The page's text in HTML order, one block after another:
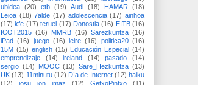
ubidea (20) etb (19) Audi (18) HAMAR
(18)
Leioa (18) 7alde (17) adolescencia (17) ainhoa
(17) kfe (17) teruel (17) Donostia (16) EITB (16)
ICOT2015 (16) MMRB (16) Sarezkuntza (16)
iPad (16) juego (16) leire (16) politica20 (16)
15M (15) english (15) Educación Especial (14)
emprendizaje
(14) ireland (14) pasado
(14)
sergio (14) MOOC (13) Sare_Hezkuntza (13)
UK (13) 11minutu (12) Día de Internet (12) haiku
(12)
josu jon imaz (12) GetxoPintxo
(11)